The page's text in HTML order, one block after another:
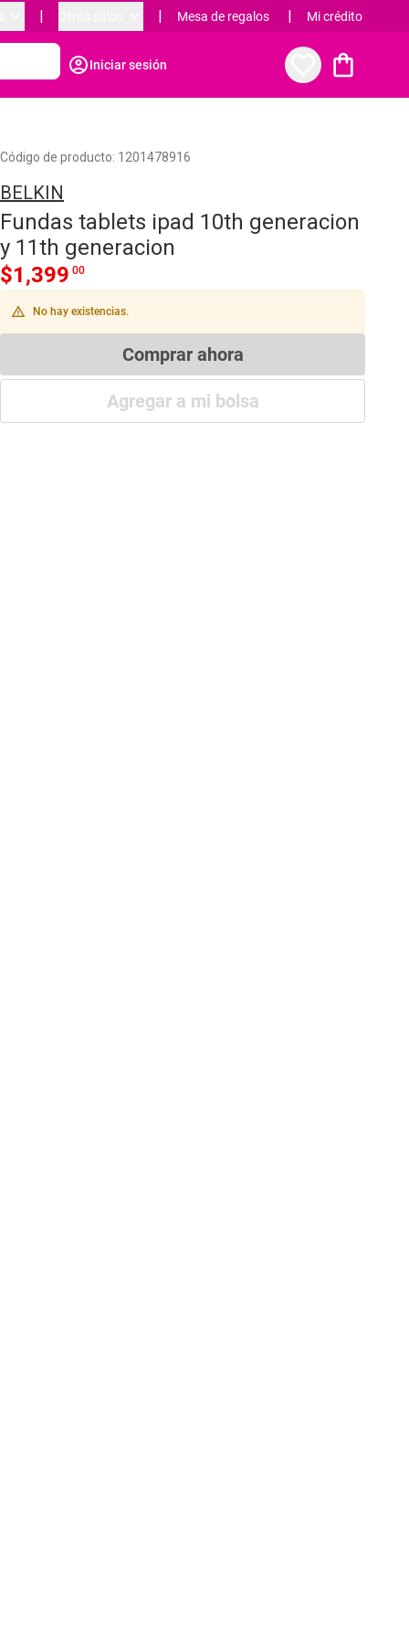
| | Mesa de regalos | Mi crédito
Iniciar sesión
account_circle shopping_bag
Código de producto: 1201478916
BELKIN
Fundas tablets ipad 10th generacion
y 11th generacion
$1,399 00
warning_amber No hay existencias.
Comprar ahora
Agregar a mi bolsa